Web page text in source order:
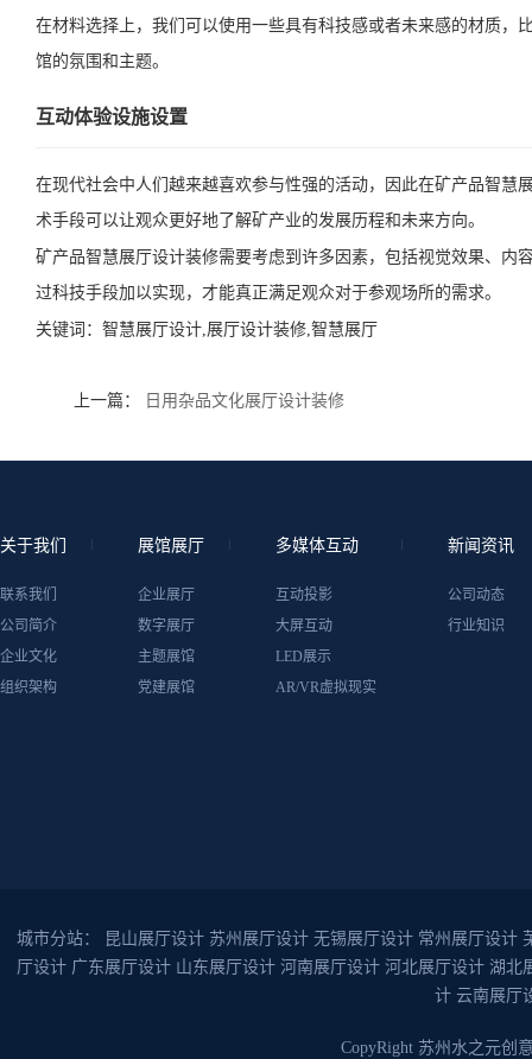
在材料选择上，我们可以使用一些具有科技感或者未来感的材质
馆的氛围和主题。
互动体验设施设置
在现代社会中人们越来越喜欢参与性强的活动，因此在矿产品智
术手段可以让观众更好地了解矿产业的发展历程和未来方向。
矿产品智慧展厅设计装修需要考虑到许多因素，包括视觉效果、
过科技手段加以实现，才能真正满足观众对于参观场所的需求。
关键词： 智慧展厅设计,展厅设计装修,智慧展厅
上一篇： 日用杂品文化展厅设计装修
关于我们
联系我们
公司简介
企业文化
组织架构
展馆展厅
企业展厅
数字展厅
主题展馆
党建展馆
多媒体互动
互动投影
大屏互动
LED展示
AR/VR虚拟现实
新闻资讯
公司动态
行业知识
城市分站： 昆山展厅设计 苏州展厅设计 无锡展厅设计 常州展厅设计
厅设计 广东展厅设计 山东展厅设计 河南展厅设计 河北展厅设计 湖北
计 云南展厅
CopyRight 苏州水之元创